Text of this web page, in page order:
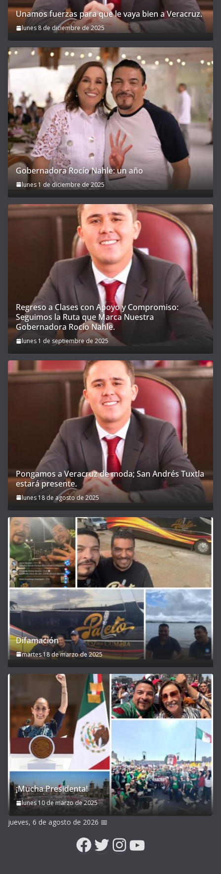
Unamos fuerzas para que le vaya bien a Veracruz.
lunes 8 de diciembre de 2025
Gobernadora Rocío Nahle: un año
lunes 1 de diciembre de 2025
Regreso a Clases con Apoyo y Compromiso:
Seguimos la Ruta que Marca Nuestra
Gobernadora Rocío Nahle.
lunes 1 de septiembre de 2025
Pongamos a Veracruz de moda; San Andrés Tuxtla
estará presente.
lunes 18 de agosto de 2025
Difamación
martes 18 de marzo de 2025
¡Mucha Presidenta!
lunes 10 de marzo de 2025
jueves, 6 de agosto de 2026 📅
Facebook
Twitter
Instagram
YouTube